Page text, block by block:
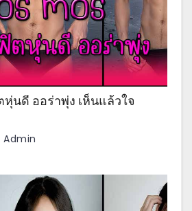
นดี ออร่าพุ่ง เห็นแล้วใจ
Admin